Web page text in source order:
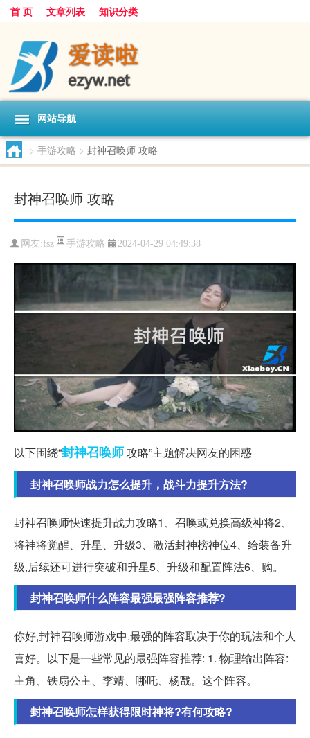
首 页 文章列表 知识分类
网站导航
> 手游攻略 > 封神召唤师 攻略
封神召唤师 攻略
网友:fsz 手游攻略 2024-04-29 04:49:38
以下围绕“封神召唤师攻略”主题解决网友的困惑
封神召唤师战力怎么提升，战斗力提升方法?
封神召唤师快速提升战力攻略1、召唤或兑换高级神将2、
将神将觉醒、升星、升级3、激活封神榜神位4、给装备升
级,后续还可进行突破和升星5、升级和配置阵法6、购。
封神召唤师什么阵容最强最强阵容推荐?
你好,封神召唤师游戏中,最强的阵容取决于你的玩法和个人
喜好。以下是一些常见的最强阵容推荐: 1. 物理输出阵容:
主角、铁扇公主、李靖、哪吒、杨戬。这个阵容。
封神召唤师怎样获得限时神将?有何攻略?